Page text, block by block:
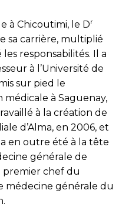
à Chicoutimi, le Dr
sa carrière, multiplié
responsabilités. Il a
à l’Université de
sur pied le
à Saguenay,
à la création de
d’Alma, en 2006, et
en outre été à la tête
générale de
premier chef du
médecine générale du